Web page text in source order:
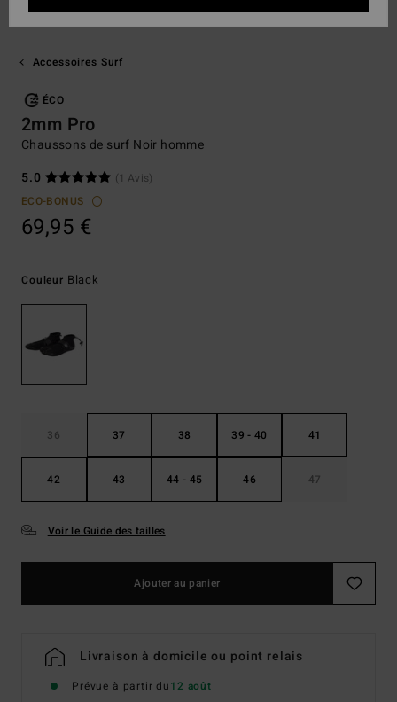
Accessoires Surf
ÉCO
2mm Pro
Chaussons de surf Noir homme
5.0
(1 Avis)
ECO-BONUS
69,95 €
Couleur Black
36 37 38 39 - 40 41
42 43 44 - 45 46 47
Voir le Guide des tailles
Ajouter au panier
Livraison à domicile ou point relais
Prévue à partir du12 août